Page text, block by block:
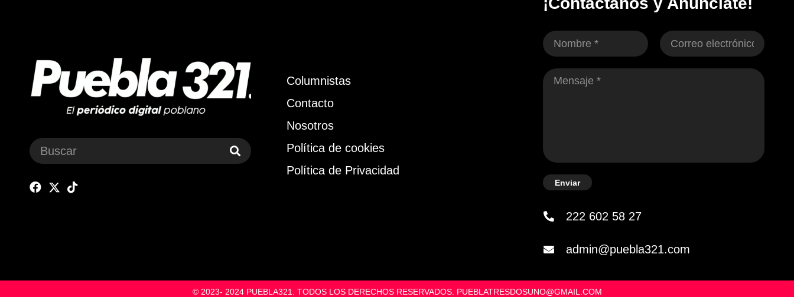
Columnistas
Contacto
Nosotros
Política de cookies
Política de Privacidad
Enviar
222 602 58 27
admin@puebla321.com
© 2023- 2024 PUEBLA321. TODOS LOS DERECHOS RESERVADOS. PUEBLATRESDOSUNO@GMAIL.COM